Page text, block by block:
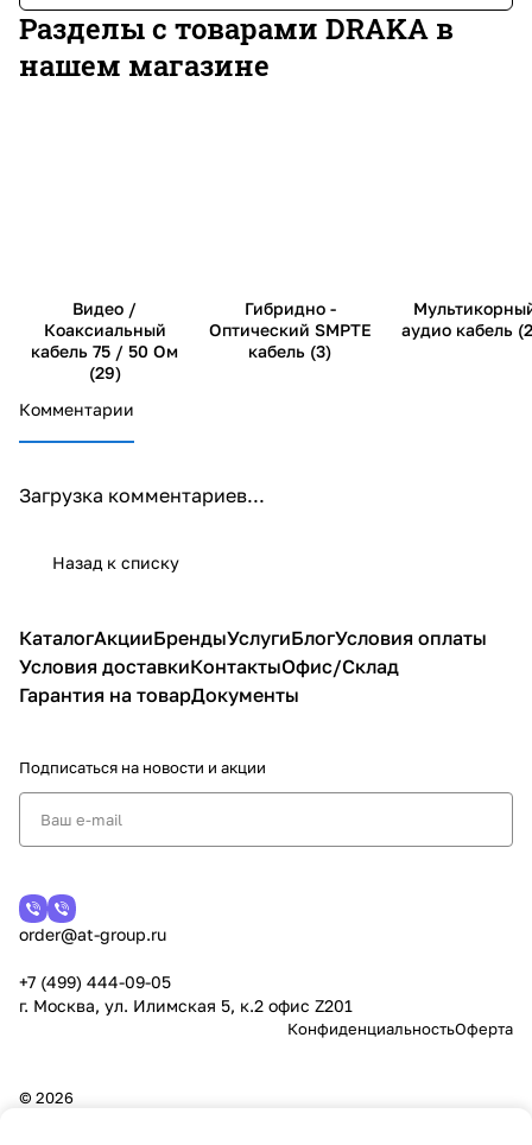
Разделы с товарами DRAKA в
нашем магазине
Видео /
Коаксиальный
кабель 75 / 50 Ом
(29)
Гибридно -
Оптический SMPTE
кабель (3)
аудио кабель
Комментарии
Загрузка комментариев...
Назад к списку
КаталогАкцииБрендыУслугиБлогУсловия оплаты
Условия доставкиКонтактыОфис/Склад
Гарантия на товарДокументы
Подписаться на новости и акции
order@at-group.ru
+7 (499) 444-09-05
г. Москва, ул. Илимская 5, к.2 офис Z201
КонфиденциальностьОферта
© 2026